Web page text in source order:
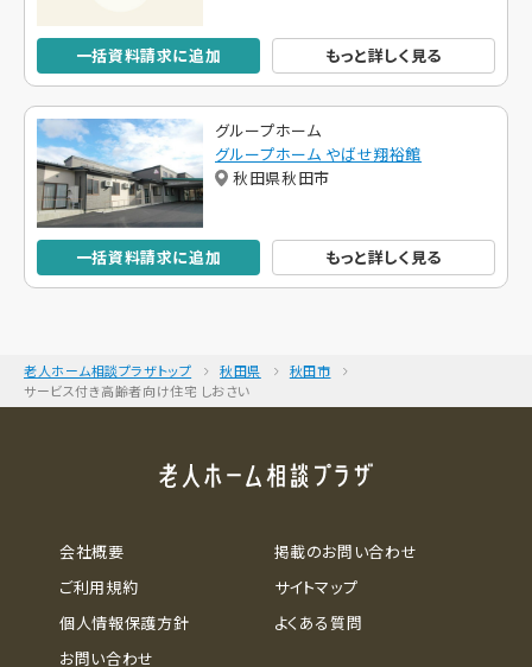
一括資料請求に追加 もっと詳しく見る
グループホーム
グループホーム やばせ翔裕館
秋田県秋田市
一括資料請求に追加 もっと詳しく見る
老人ホーム相談プラザトップ 秋田県
秋田市
サービス付き高齢者向け住宅 しおさい
会社概要
ご利用規約
個人情報保護方針
お問い合わせ
掲載のお問い合わせ
サイトマップ
よくある質問